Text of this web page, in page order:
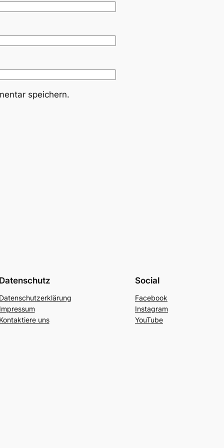
speichern.
uns
Social
Facebook
Instagram
YouTube